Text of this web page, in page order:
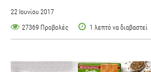
22 Ιουνίου 2017
27369 Προβολές
1 λεπτό να διαβαστεί